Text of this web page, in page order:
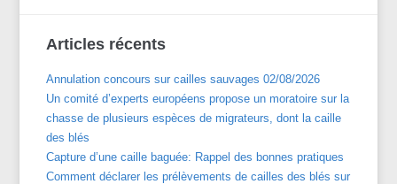
Articles récents
Annulation concours sur cailles sauvages 02/08/2026
Un comité d’experts européens propose un moratoire sur la
chasse de plusieurs espèces de migrateurs, dont la caille
des blés
Capture d’une caille baguée: Rappel des bonnes pratiques
Comment déclarer les prélèvements de cailles des blés sur